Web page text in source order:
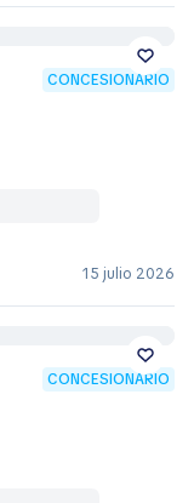
CONCESIONARIO
15 julio 2026
CONCESIONARIO